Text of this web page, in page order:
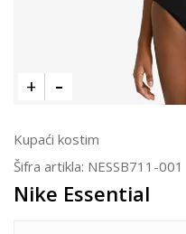
Kupaći kostim
Šifra artikla: NESSB711-001
Nike Essential